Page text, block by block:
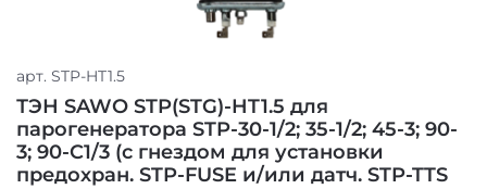
арт. STP-HT1.5
ТЭН SAWO STP(STG)-HT1.5 для
парогенератора STP-30-1/2; 35-1/2; 45-3; 90-
3; 90-C1/3 (с гнездом для установки
предохран. STP-FUSE и/или датч. STP-TTS